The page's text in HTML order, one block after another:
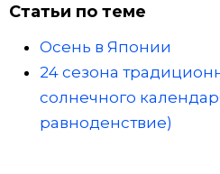
Статьи по теме
Осень в Японии
24 сезона
солнечного
равноденствие)